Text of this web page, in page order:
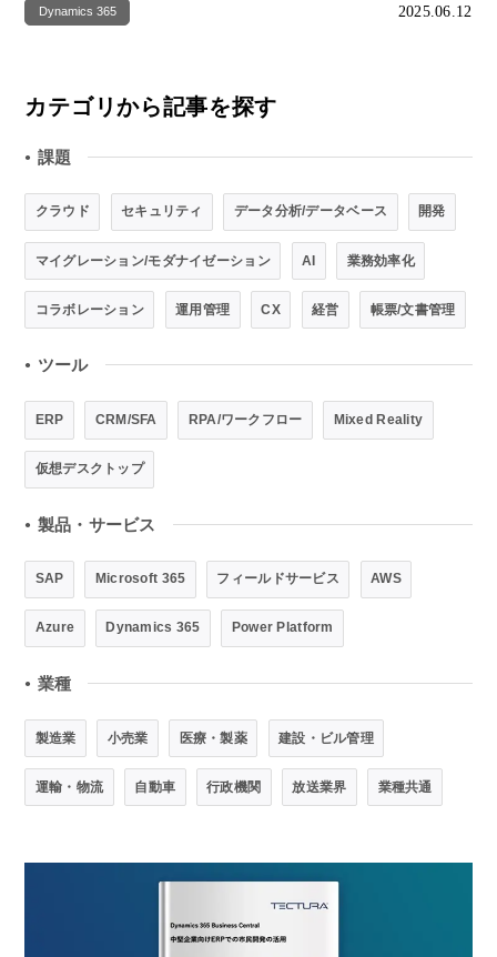
Dynamics 365 2025.06.12
カテゴリから記事を探す
● 課題
クラウド セキュリティ データ分析/データベース 開発
マイグレーション/モダナイゼーション AI 業務効率化
コラボレーション 運用管理 CX 経営 帳票/文書管理
● ツール
ERP CRM/SFA RPA/ワークフロー Mixed Reality
仮想デスクトップ
● 製品・サービス
SAP Microsoft 365 フィールドサービス AWS
Azure Dynamics 365 Power Platform
● 業種
製造業 小売業 医療・製薬 建設・ビル管理
運輸・物流 自動車 行政機関 放送業界 業種共通